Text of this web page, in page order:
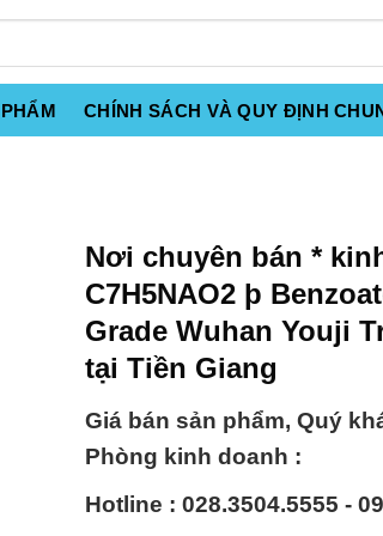
CHÍNH SÁCH VÀ QUY ĐỊNH
Nơi chuyên bán *
C7H5NAO2 þ
Grade Wuhan Youji
tại Tiền Giang
Giá bán sản phẩm, Quý
Phòng kinh doanh :
Hotline : 028.3504.5555 -